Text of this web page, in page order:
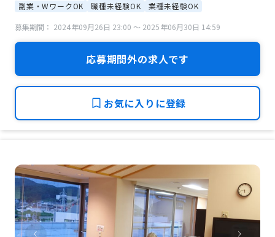
副業・WワークOK
職種未経験OK
業種未経験OK
募集期間： 2024年09月26日 23:00 〜 2025年06月30日 14:59
応募期間外の求人です
お気に入りに登録